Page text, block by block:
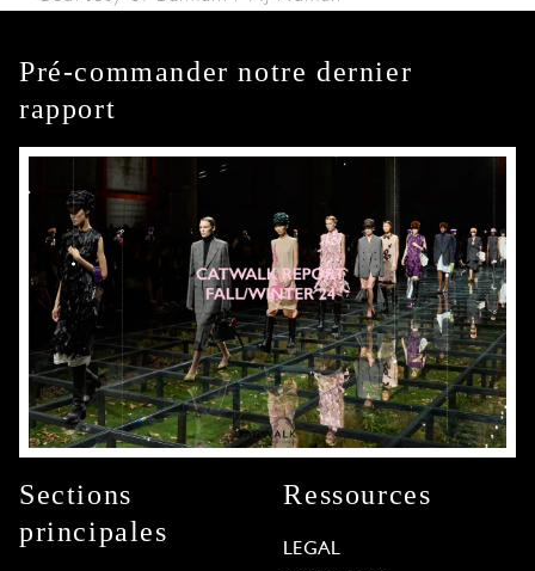
Pré-commander notre dernier
rapport
Sections
principales
Ressources
LEGAL